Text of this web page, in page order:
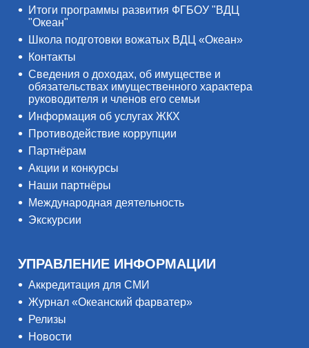
Итоги программы развития ФГБОУ "ВДЦ
"Океан"
Школа подготовки вожатых ВДЦ «Океан»
Контакты
Сведения о доходах, об имуществе и
обязательствах имущественного характера
руководителя и членов его семьи
Информация об услугах ЖКХ
Противодействие коррупции
Партнёрам
Акции и конкурсы
Наши партнёры
Международная деятельность
Экскурсии
УПРАВЛЕНИЕ ИНФОРМАЦИИ
Аккредитация для СМИ
Журнал «Океанский фарватер»
Релизы
Новости